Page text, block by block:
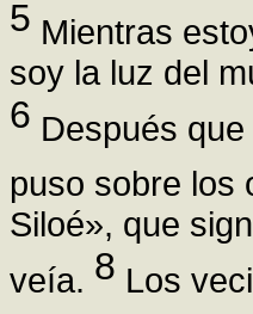
5 Mientras
soy la luz del
6 Después
puso sobre los
Siloé», que
veía. 8 Los